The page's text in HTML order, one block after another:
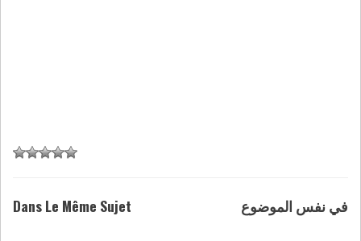
Dans Le Même Sujet في نفس الموضوع